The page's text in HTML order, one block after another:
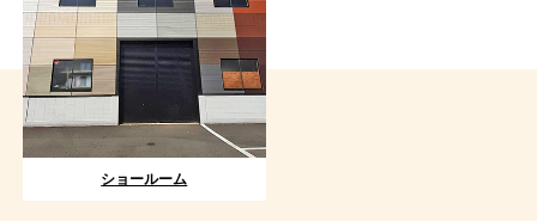
ショールーム